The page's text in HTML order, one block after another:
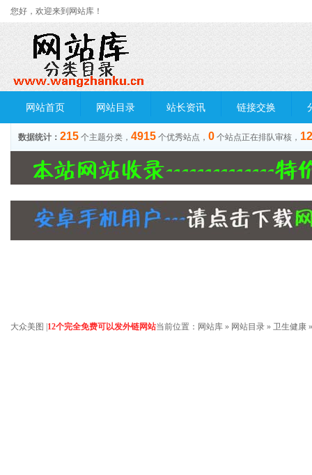
您好，欢迎来到网站库！
网站首页 网站目录 站长资讯 链接交换
数据统计： 215 个主题分类， 4915 个优秀站点， 0 个站点正在排队审核，
大众美图 12个完全免费可以发外链网站当前位置： 网站库 » 网站目录 » 卫生健康